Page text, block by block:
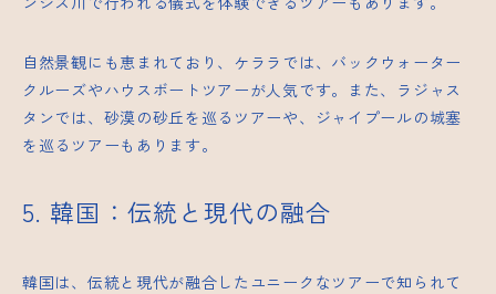
自然景観にも恵まれており、ケララでは、バックウォーター
クルーズやハウスボートツアーが人気です。また、ラジャス
タンでは、砂漠の砂丘を巡るツアーや、ジャイプールの城塞
を巡るツアーもあります。
5. 韓国：伝統と現代の融合
韓国は、伝統と現代が融合したユニークなツアーで知られて